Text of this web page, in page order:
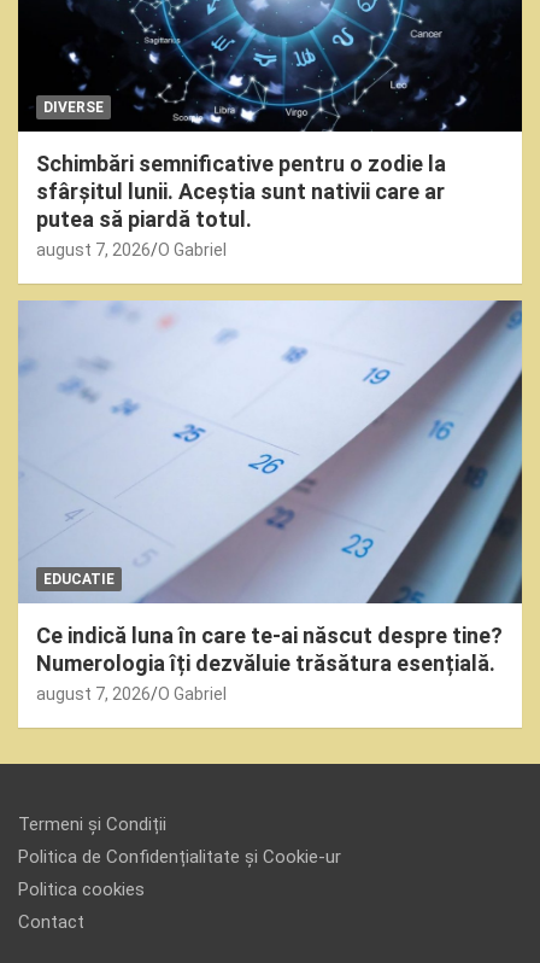
DIVERSE
Schimbări semnificative pentru o zodie la
sfârșitul lunii. Aceștia sunt nativii care ar
putea să piardă totul.
august 7, 2026 O Gabriel
EDUCATIE
Ce indică luna în care te-ai născut despre tine?
Numerologia îți dezvăluie trăsătura esențială.
august 7, 2026 O Gabriel
Termeni și Condiții
Politica de Confidențialitate și Cookie-ur
Politica cookies
Contact